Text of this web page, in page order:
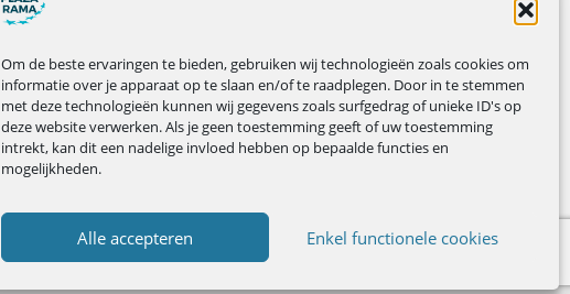
Om de beste ervaringen te bieden, gebruiken wij technologieën zoals cookies om
informatie over je apparaat op te slaan en/of te raadplegen. Door in te stemmen
met deze technologieën kunnen wij gegevens zoals surfgedrag of unieke ID's op
deze website verwerken. Als je geen toestemming geeft of uw toestemming
intrekt, kan dit een nadelige invloed hebben op bepaalde functies en
mogelijkheden.
Alle accepteren Enkel functionele cookies